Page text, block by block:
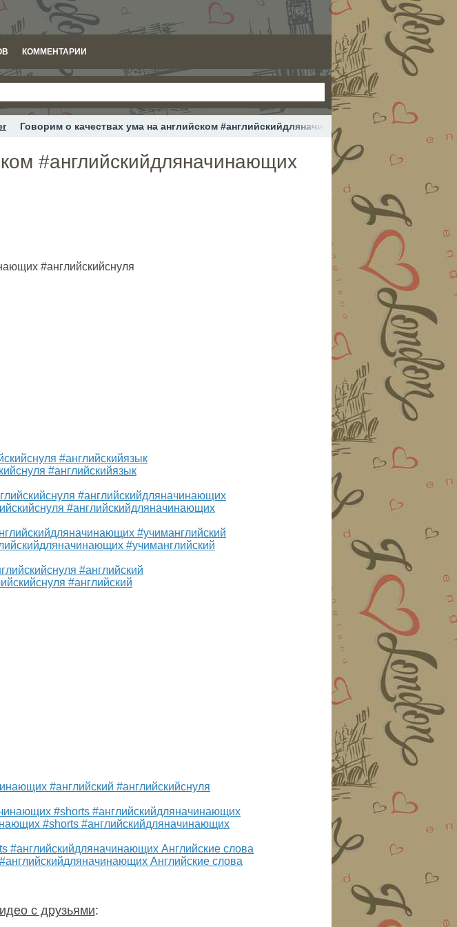
КОММЕНТАРИИ
Говорим о качествах ума на английском #английскийдляначинающих #английскийснуля
#английскийдляначинающих
#английскийязык
#английскийдляначинающих
#учиманглийский
#английский
#английский #английскийснуля
#shorts #английскийдляначинающих
Английские слова
с друзьями: